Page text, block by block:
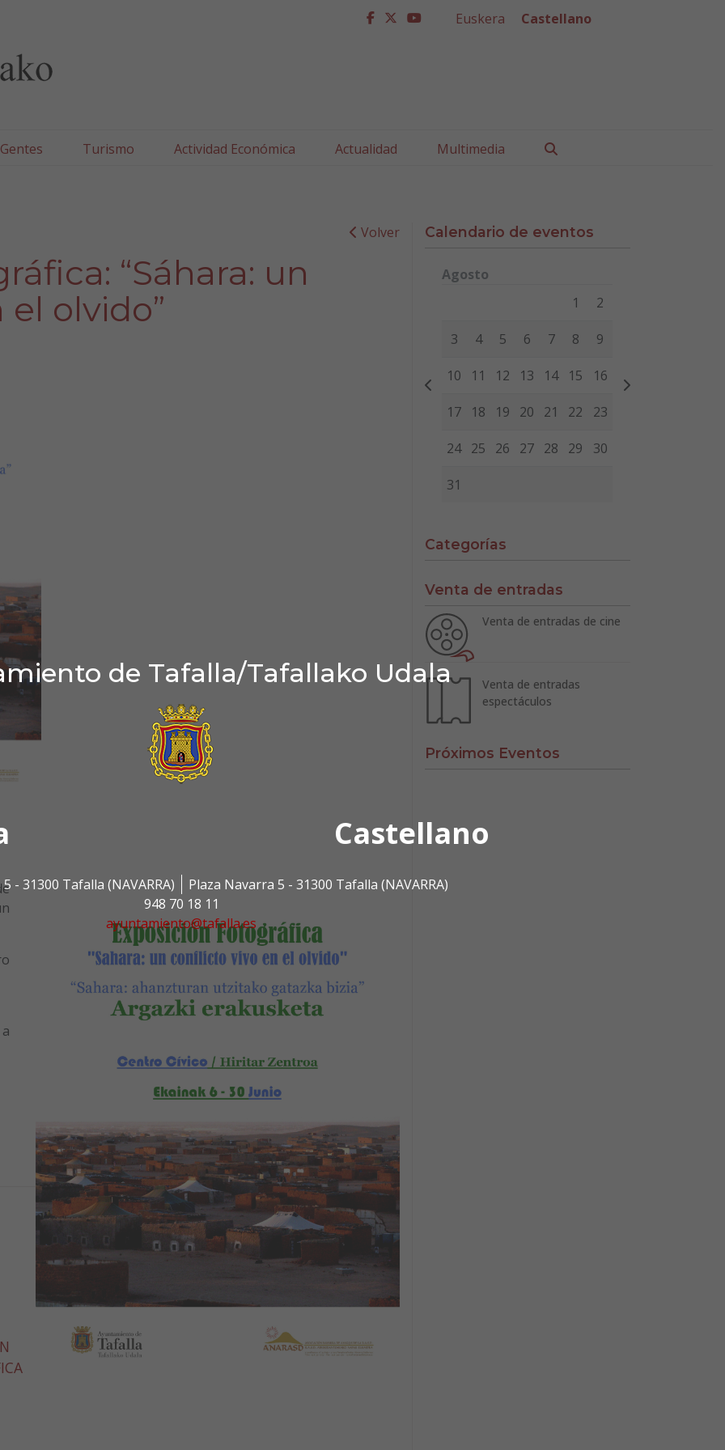
de Tafalla/Tafallako Udala
Castellano
- 31300 Tafalla (NAVARRA)
Plaza Navarra 5 - 31300 Tafalla (NAVARRA)
948 70 18 11
ayuntamiento@tafalla.es
facebook
twitter
youtube
Euskera Castellano
Turismo Actividad Económica Actualidad Multimedia
Volver
“Sáhara: un
olvido”
Calendario de eventos
Agosto
Miércoles Jueves
1 2
3 4 5 6 7 8 9
10 11 12 13 14 15 16
17 18 19 20 21 22 23
24 25 26 27 28 29 30
31
Categorías
Venta de entradas
Venta de entradas de cine
Venta de entradas
espectáculos
Próximos Eventos